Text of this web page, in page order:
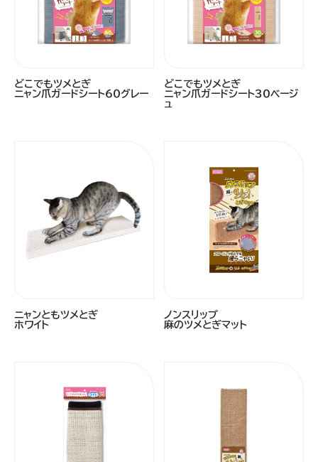
どこでもツメとぎ
ニャン爪ガードシート６０グレー
どこでもツメとぎ
ニャン爪ガードシート３０ベージ
ュ
ニャンともツメとぎ
ホワイト
ノンスリップ
麻のツメとぎマット